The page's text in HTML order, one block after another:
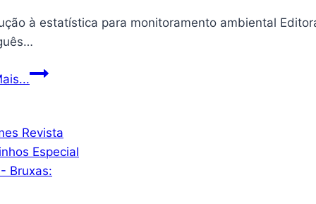
estatística para monitoramento ambiental Editora ‏ : ‎ InterSaberes; 1ª edição (10 abril 2024)
Introdução
para
monitoramento
ambiental